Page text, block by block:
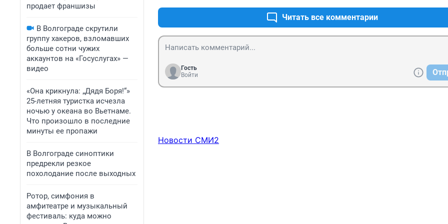
продает франшизы
В Волгограде скрутили
группу хакеров, взломавших
больше сотни чужих
аккаунтов на «Госуслугах» —
видео
«Она крикнула: „Дядя Боря!“»
25-летняя туристка исчезла
ночью у океана во Вьетнаме.
Что произошло в последние
минуты ее пропажи
В Волгограде синоптики
предрекли резкое
похолодание после выходных
Ротор, симфония в
амфитеатре и музыкальный
фестиваль: куда можно
Читать все комментарии
Гость
Войти
Новости СМИ2